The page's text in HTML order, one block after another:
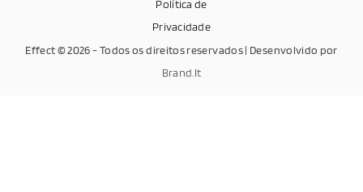
Effect © 2026 - Todos os direitos reservados | Desenvolvido por
Brand.It
Política de
Privacidade